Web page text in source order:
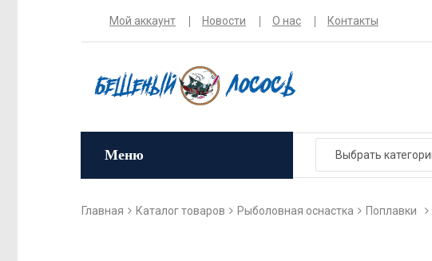
Мой аккаунт Новости О нас Контакты
Меню
Главная Каталог товаров Рыболовная оснастка Поплавки